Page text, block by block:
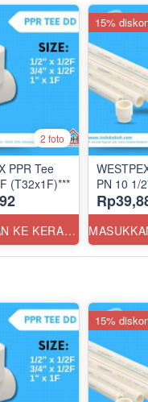
2 foto
PPR Tee
(T32x1F)***
MASUKKAN KE KERANJANG
PN 10 1/
15%
15%